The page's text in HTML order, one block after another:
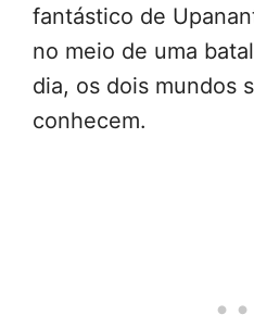
fantástico de
no meio de uma
dia, os dois mundos
conhecem.